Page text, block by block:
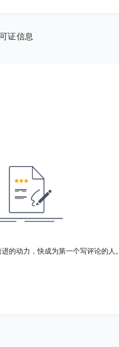
证信息
的动力，快成为第一个写评论的人。